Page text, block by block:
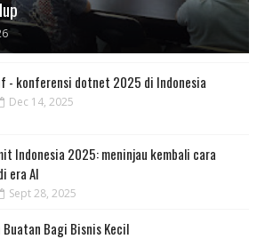
- konferensi dotnet 2025 di Indonesia
Dec 14, 2025
Indonesia 2025: meninjau kembali cara
era AI
Sept 28, 2025
Buatan Bagi Bisnis Kecil